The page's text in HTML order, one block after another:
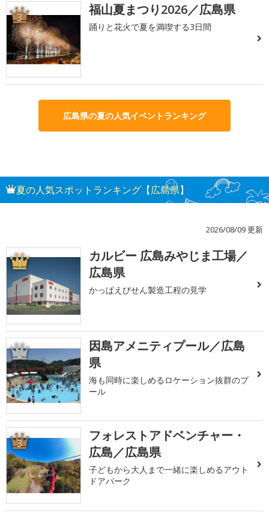
3 福山夏まつり2026／広島県
踊りと花火で夏を満喫する3日間
広島県の夏の人気イベントランキング
夏の人気スポットランキング【広島県】
2026/08/09 更新
1
カルビー 広島みやじま工場／
広島県
かっぱえびせん製造工程の見学
2
因島アメニティプール／広島
県
海も同時に楽しめるロケーション抜群のプ
ール
3
フォレストアドベンチャー・
広島／広島県
子どもから大人まで一緒に楽しめるアウト
ドアパーク